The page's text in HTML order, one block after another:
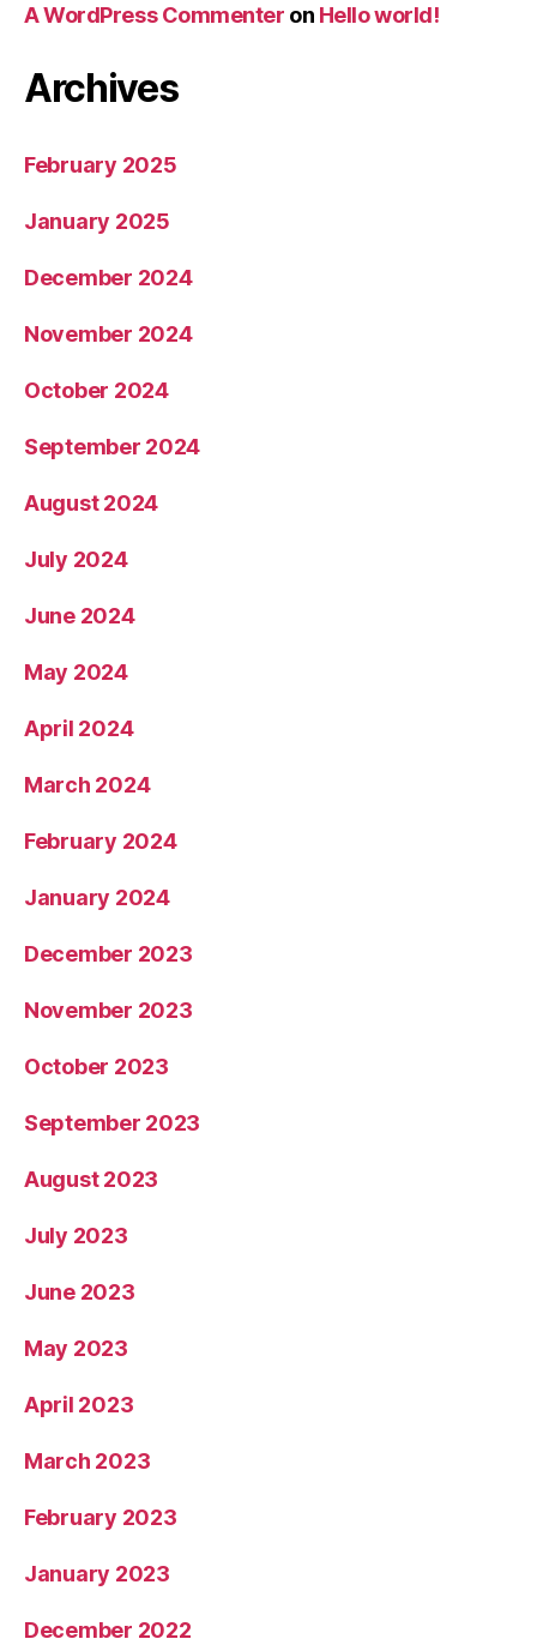
A WordPress Commenter on Hello world!
Archives
February 2025
January 2025
December 2024
November 2024
October 2024
September 2024
August 2024
July 2024
June 2024
May 2024
April 2024
March 2024
February 2024
January 2024
December 2023
November 2023
October 2023
September 2023
August 2023
July 2023
June 2023
May 2023
April 2023
March 2023
February 2023
January 2023
December 2022